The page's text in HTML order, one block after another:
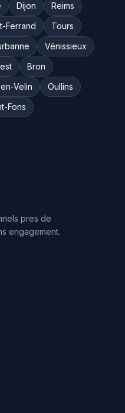
Dijon
Reims
Ferrand
Tours
Vénissieux
Bron
Velin
Oullins
Fons
pres de
engagement.